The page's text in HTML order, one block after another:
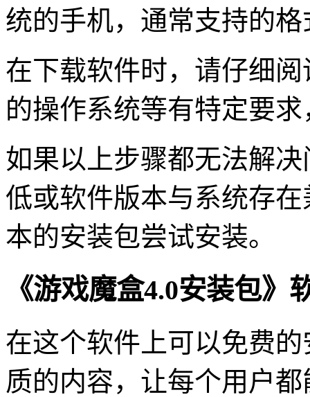
统的手机，通常支持的格
在下载软件时，请仔细
的操作系统等有特定要
如果以上步骤都无法解
低或软件版本与系统存
本的安装包尝试安装。
《游戏魔盒4.0安装包》
在这个软件上可以免费
质的内容，让每个用户